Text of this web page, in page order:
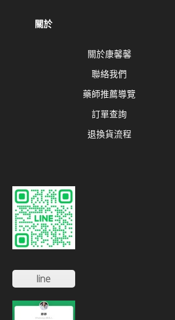
關於
關於康馨馨
聯絡我們
藥師推薦導覽
訂單查詢
退換貨流程
line